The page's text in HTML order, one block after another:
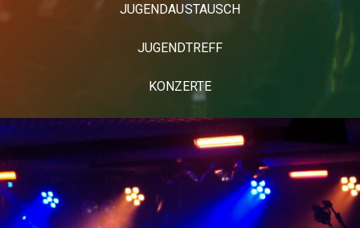
JUGENDAUSTAUSCH
JUGENDTREFF
KONZERTE